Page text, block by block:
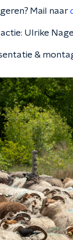
Mail naar
Ulrike
&